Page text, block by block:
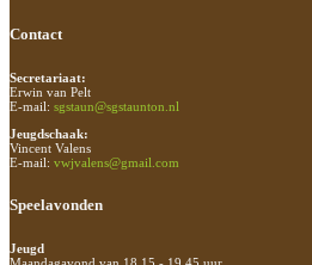
Contact
Secretariaat:
Erwin van Pelt
E-mail: sgstaun@sgstaunton.nl
Jeugdschaak:
Vincent Valens
E-mail: vwjvalens@gmail.com
Speelavonden
Jeugd